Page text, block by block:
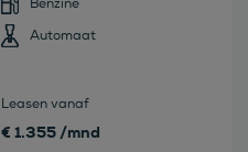
Benzine
Automaat
Leasen vanaf
€ 1.355 /mnd